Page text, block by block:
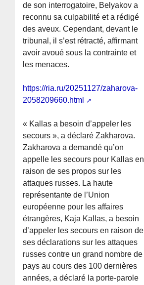
de son interrogatoire, Belyakov a
reconnu sa culpabilité et a rédigé
des aveux. Cependant, devant le
tribunal, il s’est rétracté, affirmant
avoir avoué sous la contrainte et
les menaces.
https://ria.ru/20251127/zaharova-
2058209660.html
« Kallas a besoin d’appeler les
secours », a déclaré Zakharova.
Zakharova a demandé qu’on
appelle les secours pour Kallas en
raison de ses propos sur les
attaques russes. La haute
représentante de l’Union
européenne pour les affaires
étrangères, Kaja Kallas, a besoin
d’appeler les secours en raison de
ses déclarations sur les attaques
russes contre un grand nombre de
pays au cours des 100 dernières
années, a déclaré la porte-parole